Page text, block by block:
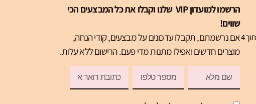
משלוח עד 7 ימי עסקים (לרוב בפועל אספקה תוך 4
הרשמו למועדון VIP שלנו וקבלו את כל המבצעים הכי
שווים!
אם נרשמתם, תקבלו עדכונים על מבצעים, קודי הנחה,
מוצרים חדשים ואפילו מתנות מדי פעם. הרישום ללא עלות.